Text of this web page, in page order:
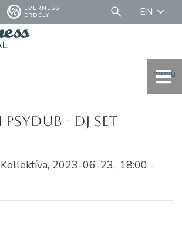
EVERNESS
ERDÉLY
EN
menü
- DJ set
2023-06-23., 18:00 -